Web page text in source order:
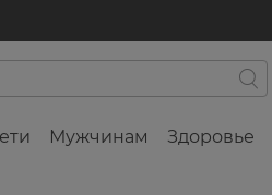
Мужчинам Здоровье